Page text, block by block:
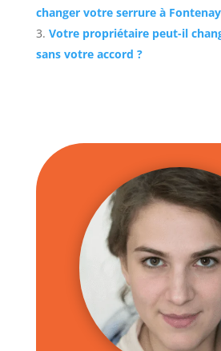
changer votre serrure à
Votre propriétaire peut-il
sans votre accord ?